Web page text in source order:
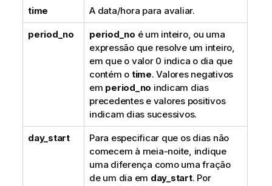
time A data/hora para avaliar.
period_no period_no é um inteiro, ou uma
expressão que resolve um inteiro,
em que o valor 0 indica o dia que
contém o time. Valores negativos
em period_no indicam dias
precedentes e valores positivos
indicam dias sucessivos.
day_start
Para especificar que os dias não
comecem à meia-noite, indique
uma diferença como uma fração
de um dia em day_start. Por